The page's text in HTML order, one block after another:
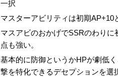
一択
マスターアビリティは初期AP+10
マスアビのおかげでSSRのわり
点も強い。
基本的に防御というかHPが劇低
撃を特化できるデセプションを選